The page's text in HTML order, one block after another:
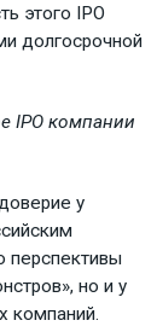
этого IPO
долгосрочной
IPO компании
у
перспективы
но и у
компаний.